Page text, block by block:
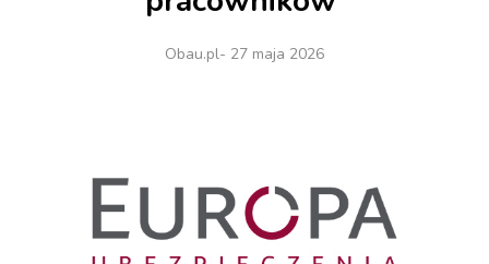
Obau.pl- 27 maja 2026